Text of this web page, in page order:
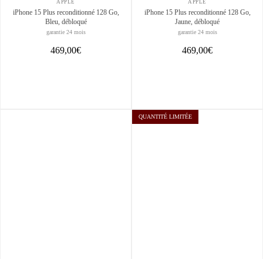
APPLE
iPhone 15 Plus reconditionné 128 Go,
Bleu, débloqué
garantie 24 mois
469,00€
APPLE
iPhone 15 Plus reconditionné 128 Go,
Jaune, débloqué
garantie 24 mois
469,00€
QUANTITÉ LIMITÉE